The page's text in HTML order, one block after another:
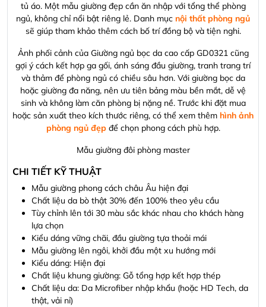
tủ áo. Một mẫu giường đẹp cần ăn nhập với tổng thể phòng
ngủ, không chỉ nổi bật riêng lẻ. Danh mục nội thất phòng ngủ
sẽ giúp tham khảo thêm cách bố trí đồng bộ và tiện nghi.
Ảnh phối cảnh của Giường ngủ bọc da cao cấp GD0321 cũng
gợi ý cách kết hợp ga gối, ánh sáng đầu giường, tranh trang trí
và thảm để phòng ngủ có chiều sâu hơn. Với giường bọc da
hoặc giường đa năng, nên ưu tiên bảng màu bền mắt, dễ vệ
sinh và không làm căn phòng bị nặng nề. Trước khi đặt mua
hoặc sản xuất theo kích thước riêng, có thể xem thêm hình ảnh
phòng ngủ đẹpđể chọn phong cách phù hợp.
Mẫu giường đôi phòng master
CHI TIẾT KỸ THUẬT
Mẫu giường phong cách châu Âu hiện đại
Chất liệu da bò thật 30% đến 100% theo yêu cầu
Tùy chỉnh lên tới 30 màu sắc khác nhau cho khách hàng
lựa chọn
Kiểu dáng vững chãi, đầu giường tựa thoải mái
Mẫu giường lên ngôi, khởi đầu một xu hướng mới
Kiểu dáng: Hiện đại
Chất liệu khung giường: Gỗ tổng hợp kết hợp thép
Chất liệu da: Da Microfiber nhập khẩu (hoặc HD Tech, da
thật, vải nỉ)